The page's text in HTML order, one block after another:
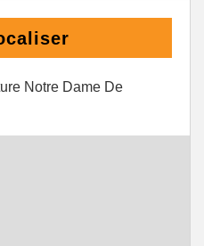
Notre Dame De